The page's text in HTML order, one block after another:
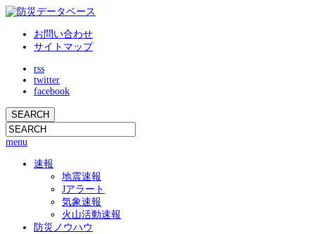
お問い合わせ
サイトマップ
rss
twitter
facebook
menu
速報
地震速報
Jアラート
気象速報
火山活動速報
防災ノウハウ